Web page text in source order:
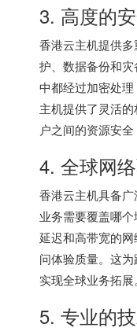
3. 高度的
香港云主机提供
护、数据备份和
中都经过加密处
主机提供了灵活
户之间的资源安
4. 全球网
香港云主机具备
业务需要覆盖哪
延迟和高带宽的
问体验质量。这
实现全球业务拓展。
5. 专业的